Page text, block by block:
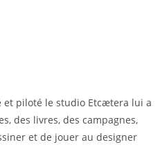
et piloté le studio Etcætera lui a
des livres, des campagnes,
et de jouer au designer